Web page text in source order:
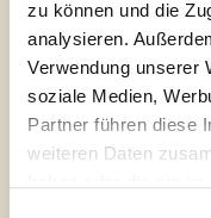
zu können und die
analysieren.
Verwendung unserer
soziale Medien,
Partner führen diese
weiteren Daten
Brücke zwischen
Baesweiler, von